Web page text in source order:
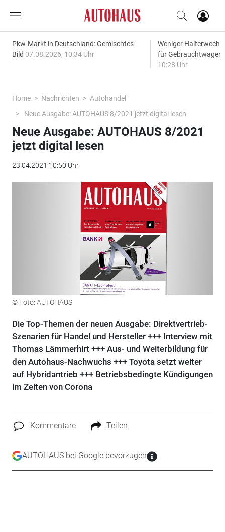
Pkw-Markt in Deutschland: Gemischtes
Bild 07.08.2026, 10:34 Uhr
Weniger
für
10:28 Uhr
Home Nachrichten
Autohandel
Neue Ausgabe: AUTOHAUS 8/2021 jetzt digital lesen
Neue Ausgabe: AUTOHAUS 8/2021
jetzt digital lesen
23.04.2021 10:50 Uhr
© Foto: AUTOHAUS
Die Top-Themen der neuen Ausgabe: Direktvertrieb-
Szenarien für Handel und Hersteller +++ Interview mit
Thomas Lämmerhirt +++ Aus- und Weiterbildung für
den Autohaus-Nachwuchs +++ Toyota setzt weiter
auf Hybridantrieb +++ Betriebsbedingte Kündigungen
im Zeiten von Corona
Kommentare Teilen
AUTOHAUS bei Google bevorzugen